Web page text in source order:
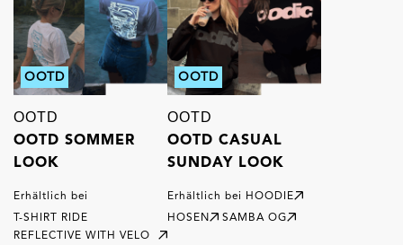
OOTD
OOTD
OOTD SOMMER
LOOK
Erhältlich bei
T-SHIRT RIDE
REFLECTIVE WITH VELO
OOTD
OOTD
OOTD CASUAL
SUNDAY LOOK
Erhältlich bei HOODIE
HOSEN
SAMBA OG